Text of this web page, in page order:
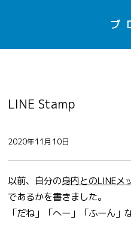
ブ
LINE Stamp
2020年11月10日
以前、自分の身内とのLINEメ
であるかを書きました。
「だね」「へー」「ふーん」